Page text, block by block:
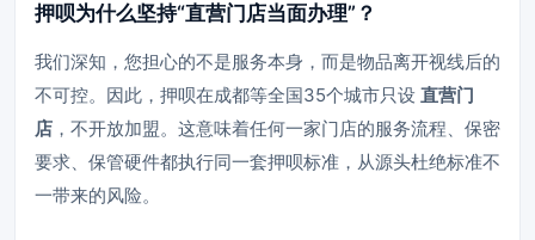
押呗为什么坚持“直营门店当面办理”？
我们深知，您担心的不是服务本身，而是物品离开视线后的
不可控。因此，押呗在成都等全国35个城市只设 直营门
店 ，不开放加盟。这意味着任何一家门店的服务流程、保密
要求、保管硬件都执行同一套押呗标准，从源头杜绝标准不
一带来的风险。